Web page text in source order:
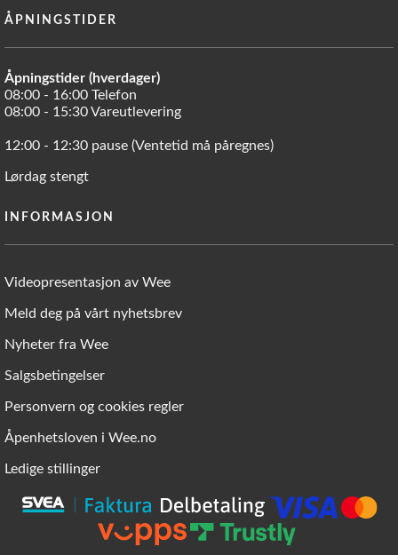
ÅPNINGSTIDER
Åpningstider (hverdager)
08:00 - 16:00 Telefon
08:00 - 15:30 Vareutlevering
12:00 - 12:30 pause (Ventetid må påregnes)
Lørdag stengt
INFORMASJON
Videopresentasjon av Wee
Meld deg på vårt nyhetsbrev
Nyheter fra Wee
Salgsbetingelser
Personvern og cookies regler
Åpenhetsloven i Wee.no
Ledige stillinger